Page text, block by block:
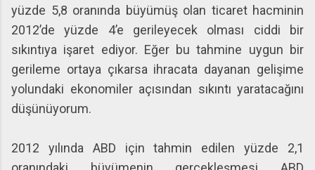
yüzde 5,8 oranında büyümüş olan ticaret hacminin
2012’de yüzde 4’e gerileyecek olması ciddi bir
sıkıntıya işaret ediyor. Eğer bu tahmine uygun bir
gerileme ortaya çıkarsa ihracata dayanan gelişime
yolundaki ekonomiler açısından sıkıntı yaratacağını
düşünüyorum.
2012 yılında ABD için tahmin edilen yüzde 2,1